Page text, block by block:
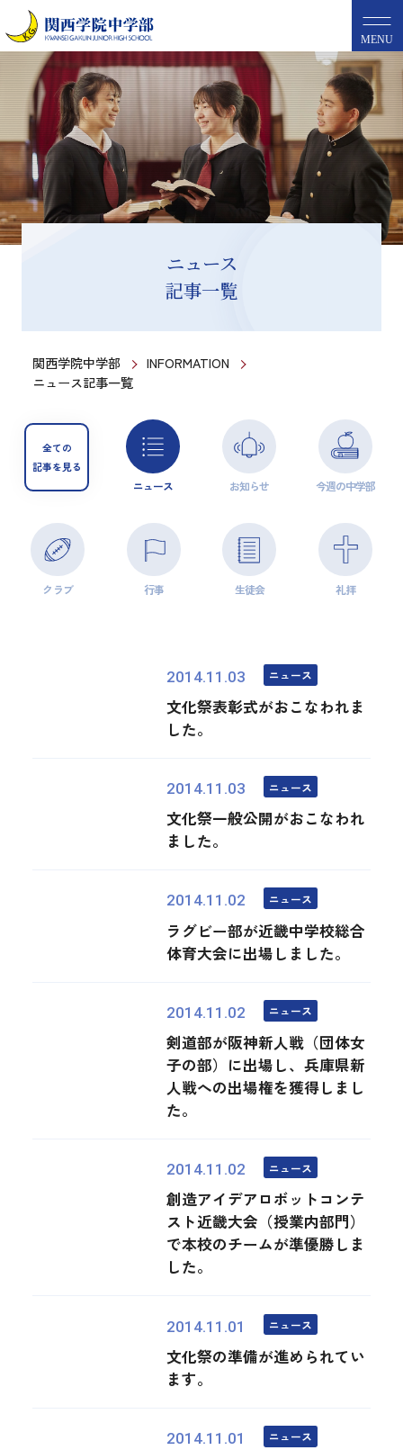
MENU
ニュース
記事一覧
関西学院中学部
INFORMATION
ニュース記事一覧
全ての
記事を見る
ニュース お知らせ 今週の中学部
クラブ 行事 生徒会 礼拝
2014.11.03 ニュース
文化祭表彰式がおこなわれま
した。
2014.11.03 ニュース
文化祭一般公開がおこなわれ
ました。
2014.11.02 ニュース
ラグビー部が近畿中学校総合
体育大会に出場しました。
2014.11.02 ニュース
剣道部が阪神新人戦（団体女
子の部）に出場し、兵庫県新
人戦への出場権を獲得しまし
た。
2014.11.02 ニュース
創造アイデアロボットコンテ
スト近畿大会（授業内部門）
で本校のチームが準優勝しま
した。
2014.11.01 ニュース
文化祭の準備が進められてい
ます。
2014.11.01 ニュース